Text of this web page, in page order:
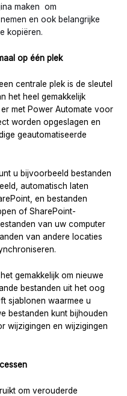
maken om
en ook belangrijke
kopiëren.
op één plek
centrale plek is de sleutel
het heel gemakkelijk
met Power Automate voor
worden opgeslagen en
geautomatiseerde
u bijvoorbeeld bestanden
automatisch laten
en bestanden
of SharePoint-
van uw computer
van andere locaties
gemakkelijk om nieuwe
bestanden uit het oog
sjablonen waarmee u
bestanden kunt bijhouden
wijzigingen en wijzigingen
om verouderde